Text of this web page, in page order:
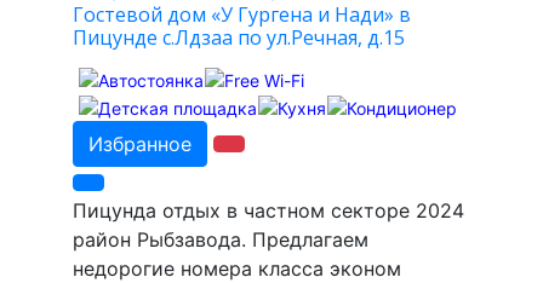
Гостевой дом «У Гургена и Нади» в
Пицунде с.Лдзаа по ул.Речная, д.15
Избранное
Пицунда отдых в частном секторе 2024
район Рыбзавода. Предлагаем
недорогие номера класса эконом